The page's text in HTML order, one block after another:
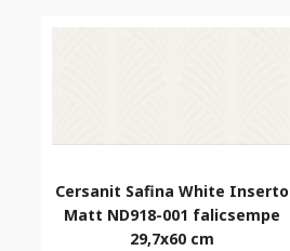
Cersanit Safina White Inserto
Matt ND918-001 falicsempe
29,7x60 cm